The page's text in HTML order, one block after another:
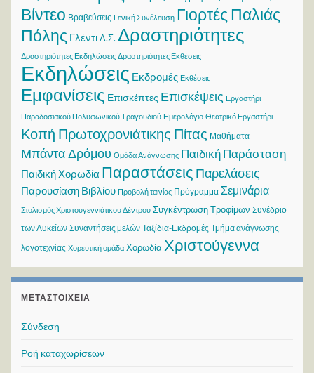
Βίντεο Βραβεύσεις Γενική Συνέλευση Γιορτές Παλιάς
Πόλης ΓλέντιΔ.Σ.Δραστηριότητες
Δραστηριότητες Εκδηλώσεις Δραστηριότητες Εκθέσεις
Εκδηλώσεις Εκδρομές Εκθέσεις
Εμφανίσεις Επισκέπτες Επισκέψεις Εργαστήρι
Παραδοσιακού Πολυφωνικού Τραγουδιού Ημερολόγιο Θεατρικό Εργαστήρι
Κοπή Πρωτοχρονιάτικης Πίτας Μαθήματα
Μπάντα Δρόμου Ομάδα Ανάγνωσης Παιδική Παράσταση
Παιδική Χορωδία Παραστάσεις Παρελάσεις
Παρουσίαση Βιβλίου Προβολή ταινίας Πρόγραμμα Σεμινάρια
Στολισμός Χριστουγεννιάτικου Δέντρου Συγκέντρωση Τροφίμων Συνέδριο
των Λυκείων Συναντήσεις μελών Ταξίδια-Εκδρομές Τμήμα ανάγνωσης
λογοτεχνίας Χορευτική ομάδα Χορωδία Χριστούγεννα
ΜΕΤΑΣΤΟΙΧΕΊΑ
Σύνδεση
Ροή καταχωρίσεων